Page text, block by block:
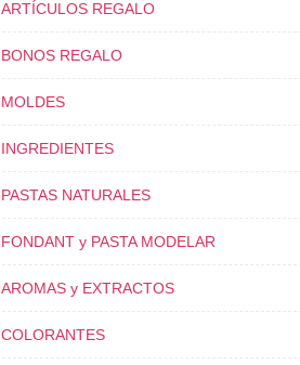
ARTÍCULOS REGALO
BONOS REGALO
MOLDES
INGREDIENTES
PASTAS NATURALES
FONDANT y PASTA MODELAR
AROMAS y EXTRACTOS
COLORANTES